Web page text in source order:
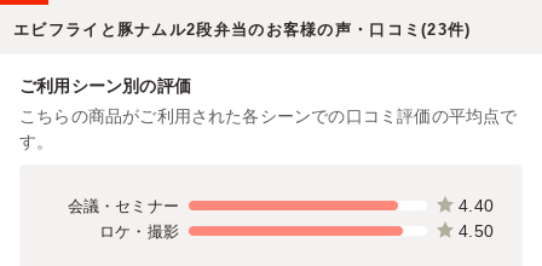
エビフライと豚ナムル2段弁当のお客様の声・口コミ(23件)
ご利用シーン別の評価
こちらの商品がご利用された各シーンでの口コミ評価の平均点で
す。
会議・セミナー 4.40
ロケ・撮影 4.50